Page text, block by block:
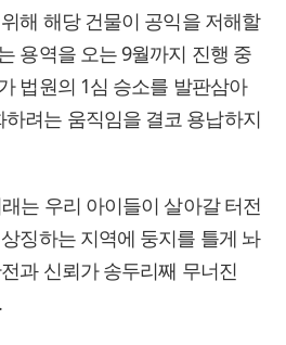
해 해당 건물이 공익을 저해할
용역을 오는 9월까지 진행 중
법원의 1심 승소를 발판삼아
려는 움직임을 결코 용납하지
는 우리 아이들이 살아갈 터전
징하는 지역에 둥지를 틀게 놔
과 신뢰가 송두리째 무너진